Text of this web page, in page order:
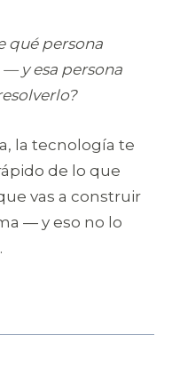
qué persona
y esa persona
la tecnología te
de lo que
vas a construir
— y eso no lo